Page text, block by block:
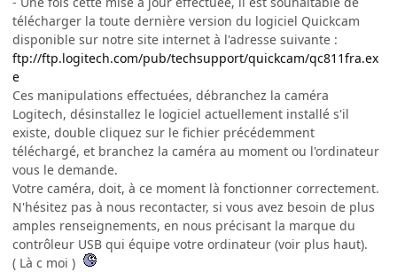
télécharger la toute dernière version du logiciel Quickcam
disponible sur notre site internet à l'adresse suivante :
ftp://ftp.logitech.com/pub/techsupport/quickcam/qc811fra.ex
e
Ces manipulations effectuées, débranchez la caméra
Logitech, désinstallez le logiciel actuellement installé s'il
existe, double cliquez sur le fichier précédemment
téléchargé, et branchez la caméra au moment ou l'ordinateur
vous le demande.
Votre caméra, doit, à ce moment là fonctionner correctement.
N'hésitez pas à nous recontacter, si vous avez besoin de plus
amples renseignements, en nous précisant la marque du
contrôleur USB qui équipe votre ordinateur (voir plus haut).
( Là c moi )